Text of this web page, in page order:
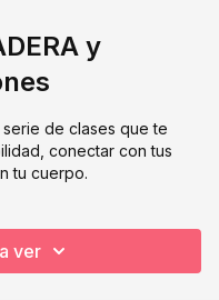
y
de clases que te
conectar con tus
tu cuerpo.
ver